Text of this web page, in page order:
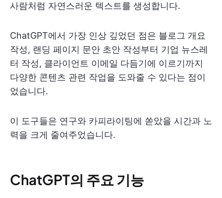
사람처럼 자연스러운 텍스트를 생성합니다.
ChatGPT에서 가장 인상 깊었던 점은 블로그 개요
작성, 랜딩 페이지 문안 초안 작성부터 기업 뉴스레
터 작성, 클라이언트 이메일 다듬기에 이르기까지
다양한 콘텐츠 관련 작업을 도와줄 수 있다는 점이
었습니다.
이 도구들은 연구와 카피라이팅에 쏟았을 시간과 노
력을 크게 줄여주었습니다.
ChatGPT의 주요 기능